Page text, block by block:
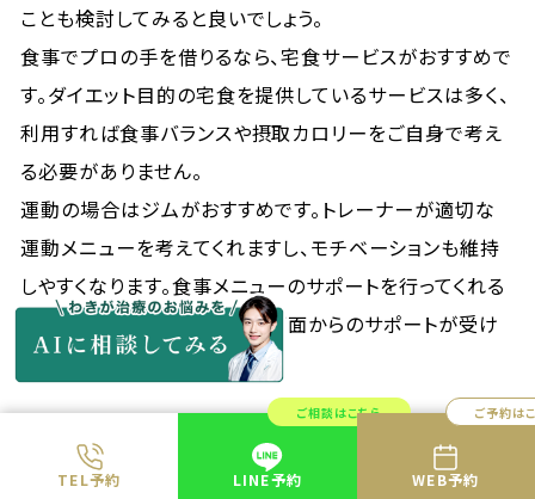
TEL予約
ご相談はこちら
LINE予約
ご予約は
WEB予約
ことも検討してみると良いでしょう。
食事でプロの手を借りるなら、宅食サービスがおすすめで
す。ダイエット目的の宅食を提供しているサービスは多く、
利用すれば食事バランスや摂取カロリーをご自身で考え
る必要がありません。
運動の場合はジムがおすすめです。トレーナーが適切な
運動メニューを考えてくれますし、モチベーションも維持
しやすくなります。食事メニューのサポートを行ってくれる
ジムを選べば、食事と運動の両面からのサポートが受け
られます。